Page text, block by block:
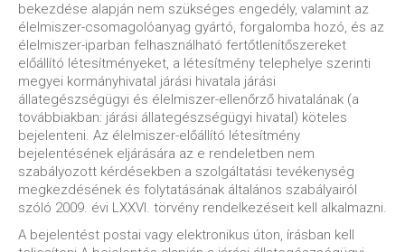
bekezdése alapján nem szükséges engedély, valamint az
élelmiszer-csomagolóanyag gyártó, forgalomba hozó, és az
élelmiszer-iparban felhasználható fertőtlenítőszereket
előállító létesítményeket, a létesítmény telephelye szerinti
megyei kormányhivatal járási hivatala járási
állategészségügyi és élelmiszer-ellenőrző hivatalának (a
továbbiakban: járási állategészségügyi hivatal) köteles
bejelenteni. Az élelmiszer-előállító létesítmény
bejelentésének eljárására az e rendeletben nem
szabályozott kérdésekben a szolgáltatási tevékenység
megkezdésének és folytatásának általános szabályairól
szóló 2009. évi LXXVI. törvény rendelkezéseit kell alkalmazni.
A bejelentést postai vagy elektronikus úton, írásban kell